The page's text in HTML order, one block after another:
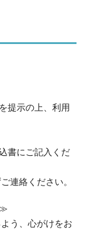
示の上、利用
にご記入くだ
絡ください。
≫
う、心がけをお